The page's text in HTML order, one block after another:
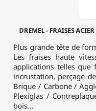
Ø7.8MM
(115)
DREMEL - FRAISES
Plus grande tête de
Les fraises haute
applications telles que
incrustation, perçage
Brique / Carbone /
Plexiglas /
bois...